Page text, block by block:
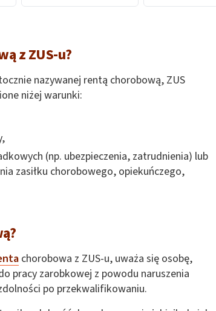
z ZUS-u?
nazywanej rentą chorobową, ZUS
niżej warunki:
(np. ubezpieczenia, zatrudnienia) lub
zasiłku chorobowego, opiekuńczego,
chorobowa z ZUS-u, uważa się osobę,
pracy zarobkowej z powodu naruszenia
po przekwalifikowaniu.